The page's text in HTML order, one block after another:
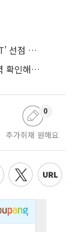
J&J도 참전…빅파마, 차세대 ‘in vivo CAR-T’ 선점 경쟁 본격화
“폐렴구균 백신, 맞았다고 끝 아니다…접종력 확인해야”
추가취재 원해요
0